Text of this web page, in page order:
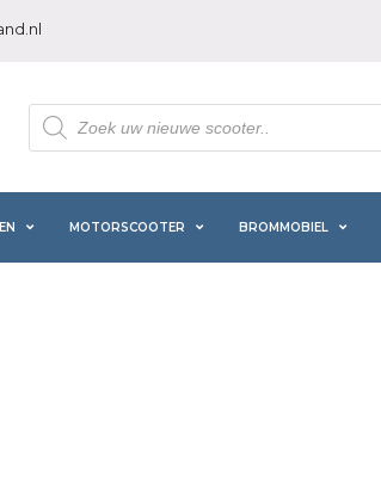
Producten
zoeken
MOTORSCOOTER BROMMOBIEL